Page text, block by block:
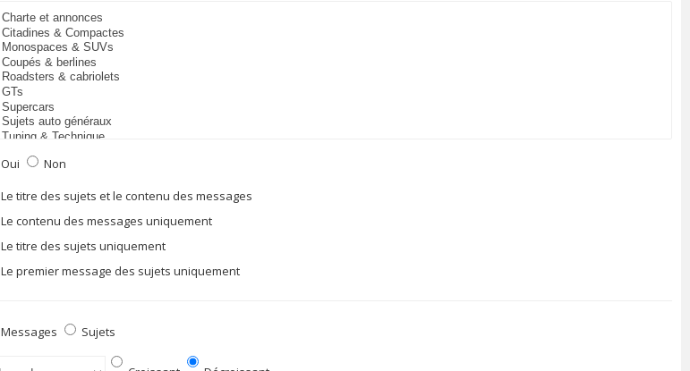
Oui
Non
Le titre des sujets et le contenu des messages
Le contenu des messages uniquement
Le titre des sujets uniquement
Le premier message des sujets uniquement
Messages
Sujets